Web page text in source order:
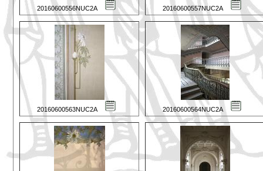
20160600556NUC2A 20160600557NUC2A
20160600563NUC2A 20160600564NUC2A